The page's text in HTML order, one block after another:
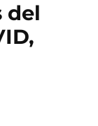
del